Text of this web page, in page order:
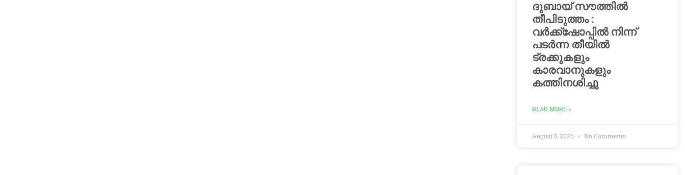
ദുബായ് സൗത്തിൽ
തീപിടുത്തം :
വർക്ക്‌ഷോപ്പിൽ നിന്ന്
പടർന്ന തീയിൽ
ട്രക്കുകളും
കാരവാനുകളും
കത്തിനശിച്ചു
READ MORE »
August 5, 2026 No Comments